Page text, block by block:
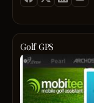
Golf GPS